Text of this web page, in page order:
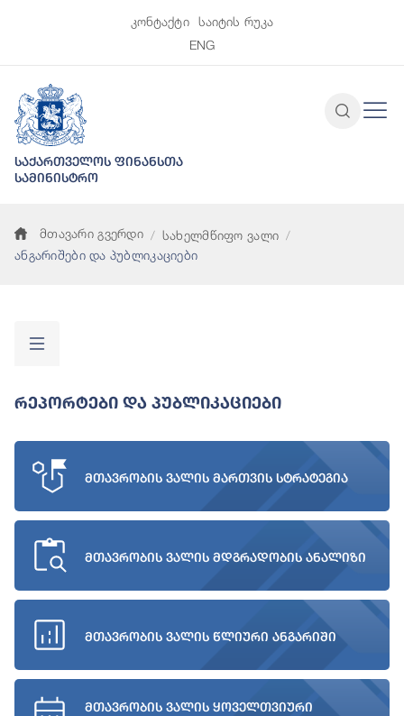
კონტაქტი
საიტის რუკა
ENG
საქართველოს ფინანსთა
სამინისტრო
მთავარი გვერდი
სახელმწიფო ვალი
ანგარიშები და პუბლიკაციები
Რეპორტები Და Პუბლიკაციები
მთავრობის ვალის მართვის სტრატეგია
მთავრობის ვალის მდგრადობის ანალიზი
მთავრობის ვალის წლიური ანგარიში
მთავრობის ვალის ყოველთვიური